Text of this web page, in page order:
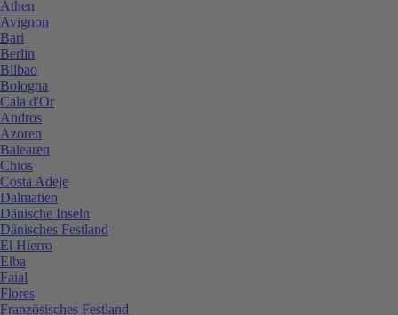
Athen
Avignon
Bari
Berlin
Bilbao
Bologna
Cala d'Or
Andros
Azoren
Balearen
Chios
Costa Adeje
Dalmatien
Dänische Inseln
Dänisches Festland
El Hierro
Elba
Faial
Flores
Französisches Festland